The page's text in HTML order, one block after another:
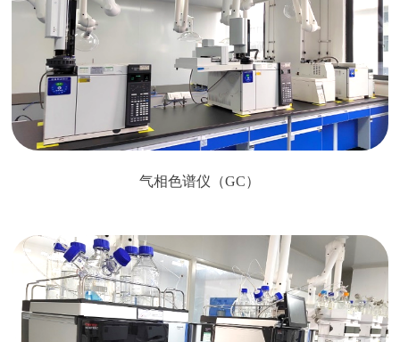
气相色谱仪（GC）